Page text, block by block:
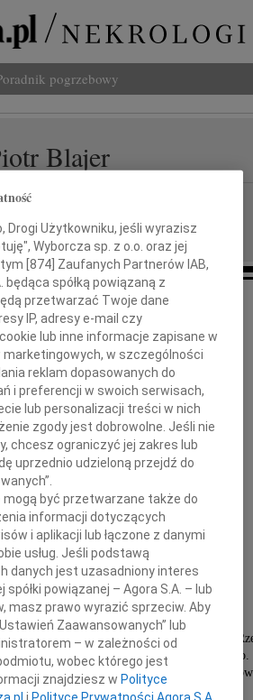
pogrzebowy
Blajer
Z żalem przyjęliśmy informację,
że dnia 23 marca 2024 roku odszedł
adwokat
dr Piotr Blajer
Wybitny Adwokat,
Dziekan Okręgowej Rady Adwokackiej w
wielce zasłużony dla samorządu adwokackiego.
Okręgowej Rady Adwokackiej w
Członek Zespołu Wizytatorów,
Drogi Użytkowniku, jeśli wyrazisz
Wyborcza sp. z o.o. oraz jej
[874] Zaufanych Partnerów IAB,
będąca spółką powiązaną z
przetwarzać Twoje dane
IP, adresy e-mail czy
lub inne informacje zapisane w
marketingowych, w szczególności
reklam dopasowanych do
i preferencji w swoich serwisach,
lub personalizacji treści w nich
zgody jest dobrowolne. Jeśli nie
chcesz ograniczyć jej zakres lub
uprzednio udzieloną przejdź do
mogą być przetwarzane także do
informacji dotyczących
i aplikacji lub łączone z danymi
usług. Jeśli podstawą
danych jest uzasadniony interes
spółki powiązanej – Agora S.A. – lub
masz prawo wyrazić sprzeciw. Aby
Zaawansowanych” lub
– w zależności od
wobec którego jest
znajdziesz wPolityce
iPolityce Prywatności Agora S.A.